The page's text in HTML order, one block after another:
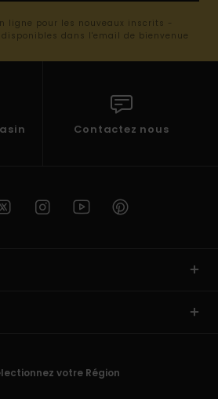
ligne pour les nouveaux inscrits -
dans l'email de bienvenue
Contactez nous
votre Région